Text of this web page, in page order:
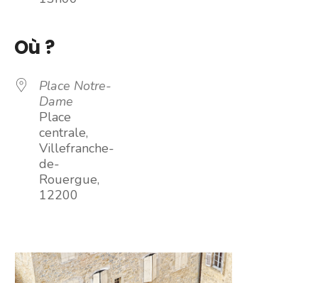
Où ?
Place Notre-
Dame
Place
centrale,
Villefranche-
de-
Rouergue,
12200